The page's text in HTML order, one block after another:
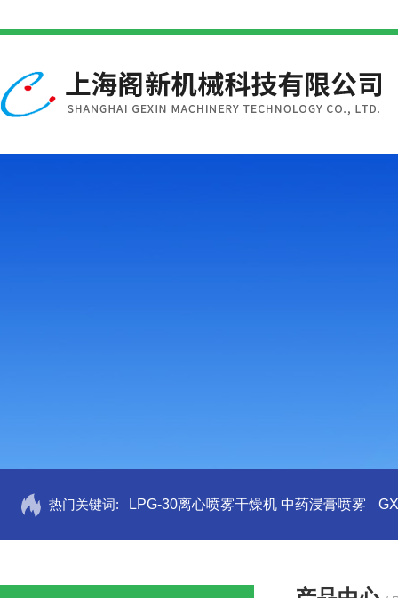
热门关键词: LPG-30离心喷雾干燥机 中药浸膏喷雾